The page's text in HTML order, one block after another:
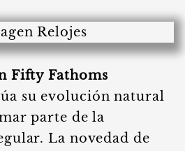
Fifty Fathoms
su evolución natural
parte de la
La novedad de